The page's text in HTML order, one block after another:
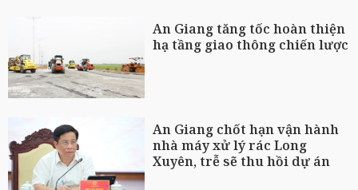
An Giang tăng tốc hoàn thiện
hạ tầng giao thông chiến lược
An Giang chốt hạn vận hành
nhà máy xử lý rác Long
Xuyên, trễ sẽ thu hồi dự án